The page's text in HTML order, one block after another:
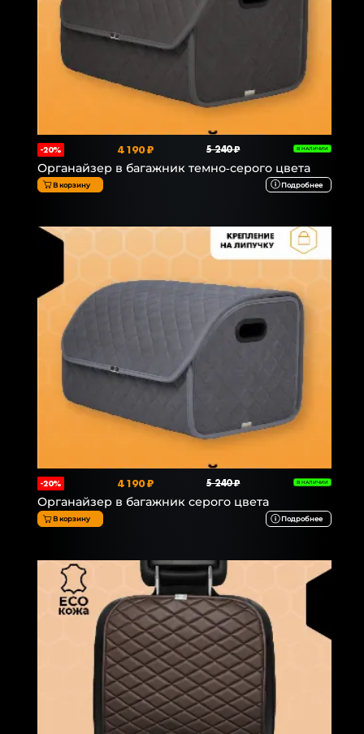
-20% 4 190 ₽ 5 240 ₽ В НАЛИЧИИ
Органайзер в багажник темно-серого цвета
В корзину Подробнее
-20% 4 190 ₽ 5 240 ₽ В НАЛИЧИИ
Органайзер в багажник серого цвета
В корзину Подробнее